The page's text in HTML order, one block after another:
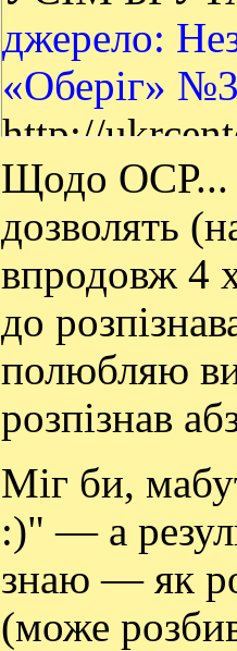
джерело:
«Оберіг»
http://
Щодо ОСР...
дозволять
впродовж 4
до
полюбляю
розпізнав
Міг би,
:)" — а
знаю — як
(може